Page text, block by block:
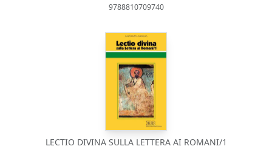
9788810709740
LECTIO DIVINA SULLA LETTERA AI ROMANI/1